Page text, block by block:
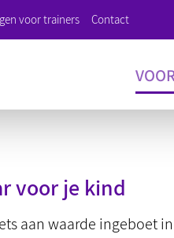
voor trainers Contact
voor je kind
aan waarde ingeboet